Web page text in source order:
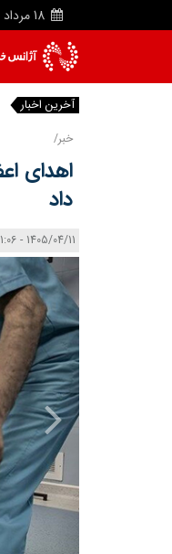
18 مرداد
آخرین اخبار
خبر/
داد
1405/04/11 - 11:06 - کد خبر: 163618